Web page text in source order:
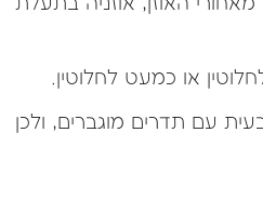
האוזן, אוזניה בתעלת
או כמעט לחלוטין.
עם תדרים מוגברים, ולכן